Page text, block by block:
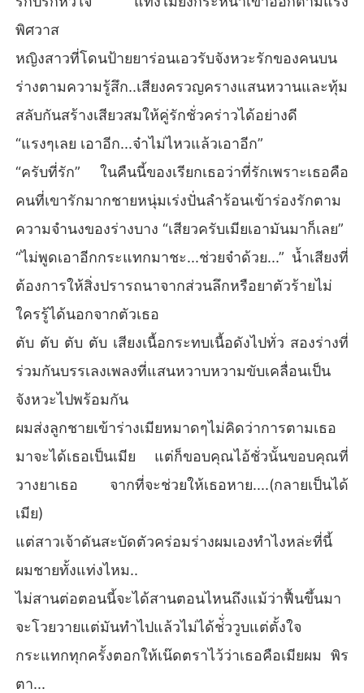
ก๋ใช่เคย เธอนางในดวง คนแรกของกันและกัน
ตัว เกิดอะไรขึ้นกับฉันนี้ รู้สึกเย็นหวาบ
หึยโป๊ฉันไม่เคยแก้ผ้านอน เธอหันไปรอบห้องคอนโดเรานี้ จำไ
ด้ว่านั่งที่ผับ ใช่นายบอยอย่าบอกนะ..
ถ้าเธอเปิดผ้าห่มเจอผู้ชายนอนเปลือยอยู่ข้างๆแล้วชายคนนั้นคื
อเด็กบ้านตรงกันข้ามเด็กที่เธอพยายามไม่คิดลึกไม่ใช่กลัวเด็กจี
บแต่กลัวใจตัวเองมากกว่า..💥
พิศวาส
หญิงสาวที่โดนป้ายยาร่อนเอวรับจังหวะรักของคนบน
ร่างตามความรู้สึก..เสียงครวญครางแสนหวานและทุ้ม
สลับกันสร้างเสียวสมให้คู่รักชั่วคร่าวได้อย่างดี
“แรงๆเลย เอาอีก...จ๋าไม่ไหวแล้วเอาอีก”
“ครับที่รัก” ในคืนนี้ของเรียกเธอว่าที่รักเพราะเธอคือ
คนที่เขารักมากชายหนุ่มเร่งปั่นลำร้อนเข้าร่องรักตาม
ความจำนงของร่างบาง “เสียวครับเมียเอามันมาก็เลย”
“ไม่พูดเอาอีกกระแทกมาชะ...ช่วยจ๋าด้วย...” น้ำเสียงที่
ต้องการให้สิ่งปรารถนาจากส่วนลึกหรือยาตัวร้ายไม่
ใครรู้ได้นอกจากตัวเธอ
ตับ ตับ ตับ ตับ เสียงเนื้อกระทบเนื้อดังไปทั่ว สองร่างที่
ร่วมกันบรรเลงเพลงที่แสนหวาบหวามขับเคลื่อนเป็น
จังหวะไปพร้อมกัน
ผมส่งลูกชายเข้าร่างเมียหมาดๆไม่คิดว่าการตามเธอ
มาจะได้เธอเป็นเมีย แต่ก็ขอบคุณไอ้ชั่วนั้นขอบคุณที่
วางยาเธอ จากที่จะช่วยให้เธอหาย....(กลายเป็นได้
เมีย)
แต่สาวเจ้าดันสะบัดตัวคร่อมร่างผมเองทำไงหล่ะที่นี้
ผมชายทั้งแท่งไหม..
ไม่สานต่อตอนนี้จะได้สานตอนไหนถึงแม้ว่าฟื้นขึ้นมา
จะโวยวายแต่มันทำไปแล้วไม่ได้ช่ั่ววูบแต่ตั้งใจ
กระแทกทุกครั้งตอกให้เน๊ดตราไว้ว่าเธอคือเมียผม พิร
ตา...